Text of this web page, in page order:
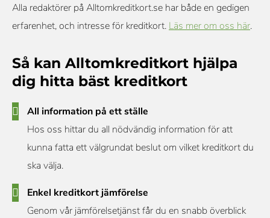
Alla redaktörer på Alltomkreditkort.se har både en gedigen
erfarenhet, och intresse för kreditkort. Läs mer om oss här.
Så kan Alltomkreditkort hjälpa
dig hitta bäst kreditkort
All information på ett ställe
Hos oss hittar du all nödvändig information för att
kunna fatta ett välgrundat beslut om vilket kreditkort du
ska välja.
Enkel kreditkort jämförelse
Genom vår jämförelsetjänst får du en snabb överblick